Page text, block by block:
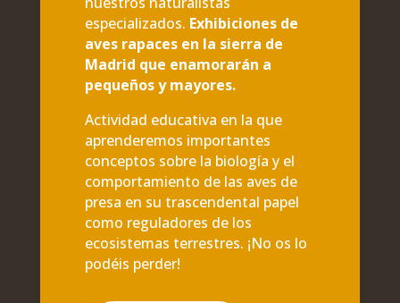
especializados. Exhibiciones de
aves rapaces en la sierra de
Madrid que enamorarán a
pequeños y mayores.
Actividad educativa en la que
aprenderemos importantes
conceptos sobre la biología y el
comportamiento de las aves de
presa en su trascendental papel
como reguladores de los
ecosistemas terrestres. ¡No os lo
podéis perder!